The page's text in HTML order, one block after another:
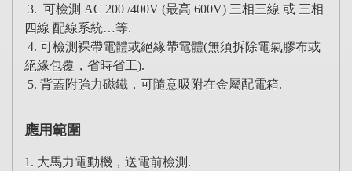
3. 可檢測 AC 200 /400V (最高 600V) 三相三線 或 三相
四線 配線系統…等.
4. 可檢測裸帶電體或絕緣帶電體(無須拆除電氣膠布或
絕緣包覆，省時省工).
5. 背蓋附強力磁鐵，可隨意吸附在金屬配電箱.
應用範圍
1. 大馬力電動機，送電前檢測.